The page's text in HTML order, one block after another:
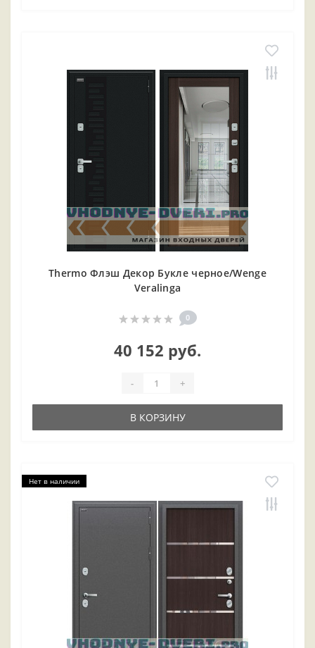
Thermo Флэш Декор Букле черное/Wenge
Veralinga
0
40 152 руб.
- +
В КОРЗИНУ
Нет в наличии